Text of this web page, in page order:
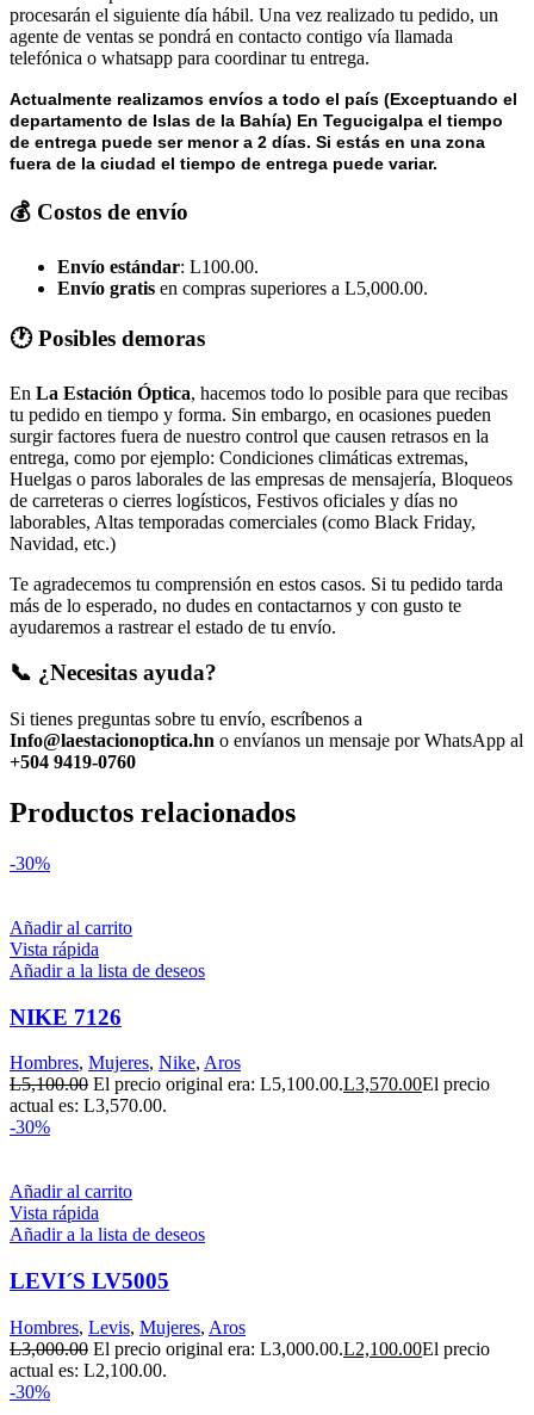
procesarán el siguiente día hábil. Una vez realizado tu pedido, un
agente de ventas se pondrá en contacto contigo vía llamada
telefónica o whatsapp para coordinar tu entrega.
Actualmente realizamos envíos a todo el país (Exceptuando el
departamento de Islas de la Bahía) En Tegucigalpa el tiempo
de entrega puede ser menor a 2 días. Si estás en una zona
fuera de la ciudad el tiempo de entrega puede variar.
💰 Costos de envío
Envío estándar: L100.00.
Envío gratis en compras superiores a L5,000.00.
🕐 Posibles demoras
En La Estación Óptica, hacemos todo lo posible para que recibas
tu pedido en tiempo y forma. Sin embargo, en ocasiones pueden
surgir factores fuera de nuestro control que causen retrasos en la
entrega, como por ejemplo: Condiciones climáticas extremas,
Huelgas o paros laborales de las empresas de mensajería, Bloqueos
de carreteras o cierres logísticos, Festivos oficiales y días no
laborables, Altas temporadas comerciales (como Black Friday,
Navidad, etc.)
Te agradecemos tu comprensión en estos casos. Si tu pedido tarda
más de lo esperado, no dudes en contactarnos y con gusto te
ayudaremos a rastrear el estado de tu envío.
📞 ¿Necesitas ayuda?
Si tienes preguntas sobre tu envío, escríbenos a
Info@laestacionoptica.hn o envíanos un mensaje por WhatsApp al
+504 9419-0760
Productos relacionados
-30%
Añadir al carrito
Vista rápida
Añadir a la lista de deseos
NIKE 7126
Hombres, Mujeres, Nike, Aros
L5,100.00 El precio original era: L5,100.00.L3,570.00El precio
actual es: L3,570.00.
-30%
Añadir al carrito
Vista rápida
Añadir a la lista de deseos
LEVI´S LV5005
Hombres, Levis, Mujeres, Aros
L3,000.00 El precio original era: L3,000.00.L2,100.00El precio
actual es: L2,100.00.
-30%